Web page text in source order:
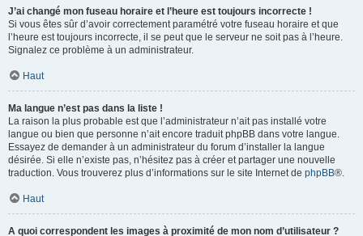
J’ai changé mon fuseau horaire et l’heure est toujours incorrecte !
Si vous êtes sûr d’avoir correctement paramétré votre fuseau horaire et que
l’heure est toujours incorrecte, il se peut que le serveur ne soit pas à l’heure.
Signalez ce problème à un administrateur.
Haut
Ma langue n’est pas dans la liste !
La raison la plus probable est que l’administrateur n’ait pas installé votre
langue ou bien que personne n’ait encore traduit phpBB dans votre langue.
Essayez de demander à un administrateur du forum d’installer la langue
désirée. Si elle n’existe pas, n’hésitez pas à créer et partager une nouvelle
traduction. Vous trouverez plus d’informations sur le site Internet de phpBB®.
Haut
A quoi correspondent les images à proximité de mon nom d’utilisateur ?